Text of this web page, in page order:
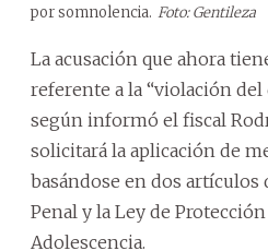
por somnolencia. Foto: Gentileza
La acusación que ahora
referente a la “violación del
según informó el fiscal
solicitará la aplicación de
basándose en dos artículos
Penal y la Ley de
Adolescencia.